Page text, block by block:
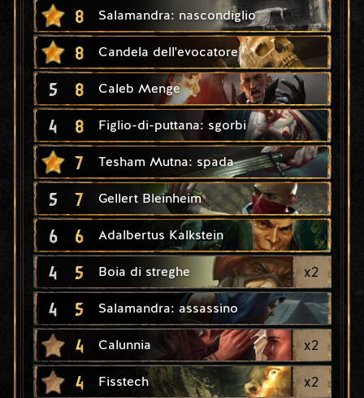
8 Salamandra: nascondiglio
8 Candela dell'evocatore
5 8 Caleb Menge
4 8 Figlio-di-puttana: sgorbi
7 Tesham Mutna: spada
5 7 Gellert Bleinheim
6 6 Adalbertus Kalkstein
4 5 Boia di streghe x2
4 5 Salamandra: assassino
4 Calunnia x2
4 Fisstech x2